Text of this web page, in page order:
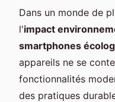
Dans un monde de
l'impact
smartphones
appareils ne se
fonctionnalités
des pratiques